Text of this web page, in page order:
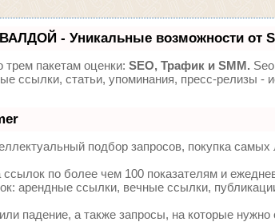
- Уникальные возможности от
пакетам оценки: SEO, Трафик и SMM.
ссылки, статьи, упоминания, пресс-релизы -
подбор запросов, покупка
по более чем 100 показателям и
арендные ссылки, вечные ссылки,
падение, а также запросы, на которые нужно